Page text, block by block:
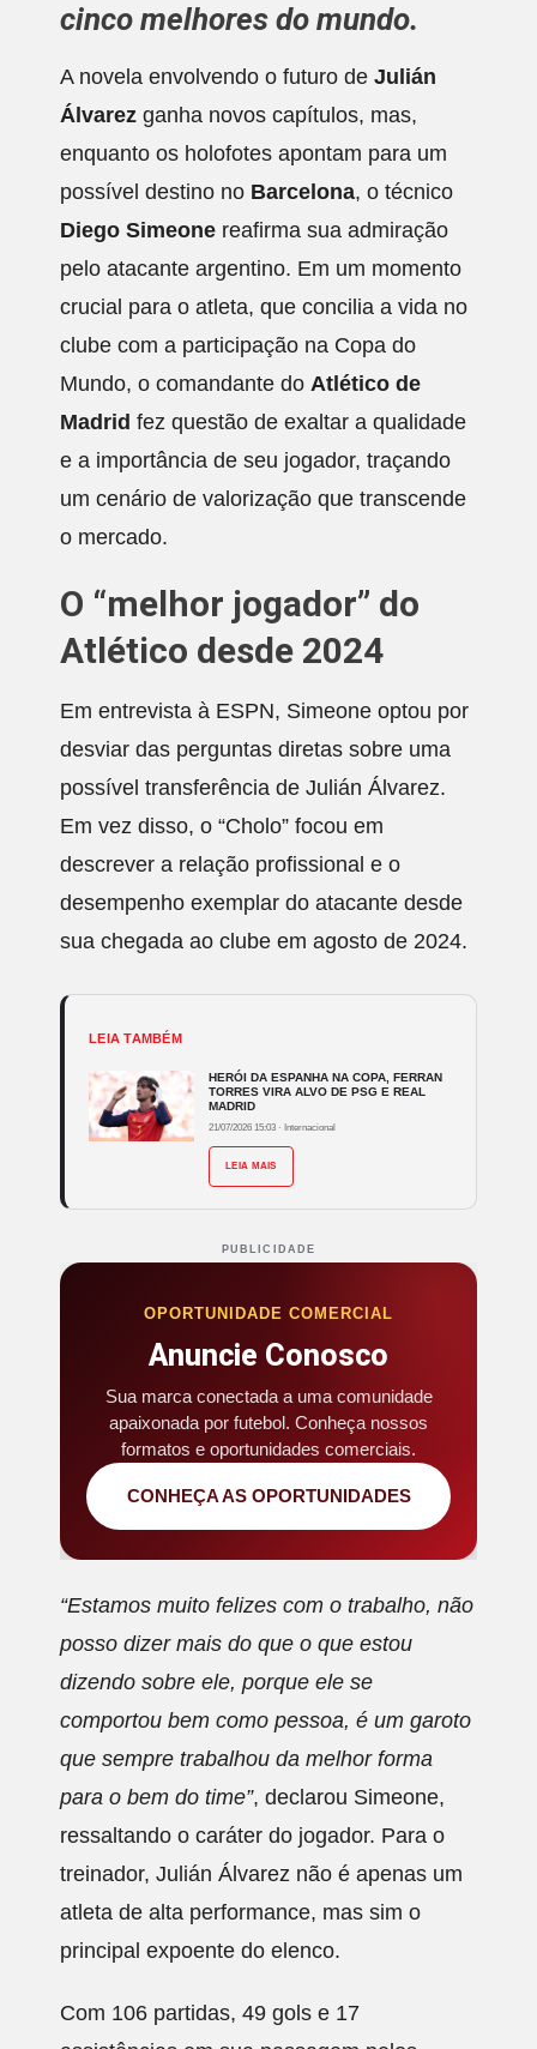
cinco melhores do mundo.
A novela envolvendo o futuro de Julián
Álvarez ganha novos capítulos, mas,
enquanto os holofotes apontam para um
possível destino no Barcelona, o técnico
Diego Simeone reafirma sua admiração
pelo atacante argentino. Em um momento
crucial para o atleta, que concilia a vida no
clube com a participação na Copa do
Mundo, o comandante do Atlético de
Madrid fez questão de exaltar a qualidade
e a importância de seu jogador, traçando
um cenário de valorização que transcende
o mercado.
O “melhor jogador” do
Atlético desde 2024
Em entrevista à ESPN, Simeone optou por
desviar das perguntas diretas sobre uma
possível transferência de Julián Álvarez.
Em vez disso, o “Cholo” focou em
descrever a relação profissional e o
desempenho exemplar do atacante desde
sua chegada ao clube em agosto de 2024.
LEIA TAMBÉM
HERÓI DA ESPANHA NA COPA, FERRAN
TORRES VIRA ALVO DE PSG E REAL
MADRID
21/07/2026 15:03 · Internacional
LEIA MAIS
PUBLICIDADE
OPORTUNIDADE COMERCIAL
Anuncie Conosco
Sua marca conectada a uma comunidade
apaixonada por futebol. Conheça nossos
formatos e oportunidades comerciais.
CONHEÇA AS OPORTUNIDADES
“Estamos muito felizes com o trabalho, não
posso dizer mais do que o que estou
dizendo sobre ele, porque ele se
comportou bem como pessoa, é um garoto
que sempre trabalhou da melhor forma
para o bem do time”, declarou Simeone,
ressaltando o caráter do jogador. Para o
treinador, Julián Álvarez não é apenas um
atleta de alta performance, mas sim o
principal expoente do elenco.
Com 106 partidas, 49 gols e 17